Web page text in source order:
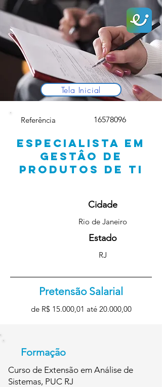
Tela Inicial
Referência 16578096
ESPECIALISTA EM
GESTÂO DE
PRODUTOS DE TI
Cidade
Rio de Janeiro
Estado
RJ
Pretensão Salarial
de R$ 15.000,01 até 20.000,00
Formação
Curso de Extensão em Análise de
Sistemas, PUC RJ